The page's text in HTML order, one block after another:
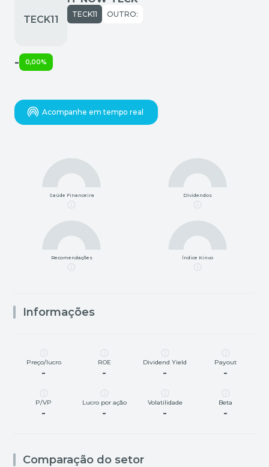
TECK11 OUTRO:
Acompanhe em tempo real
- 0,00%
Saúde Financeira Dividendos
Recomendações Índice Kinvo
Informações
Preço/lucro
-
ROE
-
Dividend Yield
-
Payout
-
P/VP
-
Lucro por ação
-
Volatilidade
-
Beta
-
Comparação do setor